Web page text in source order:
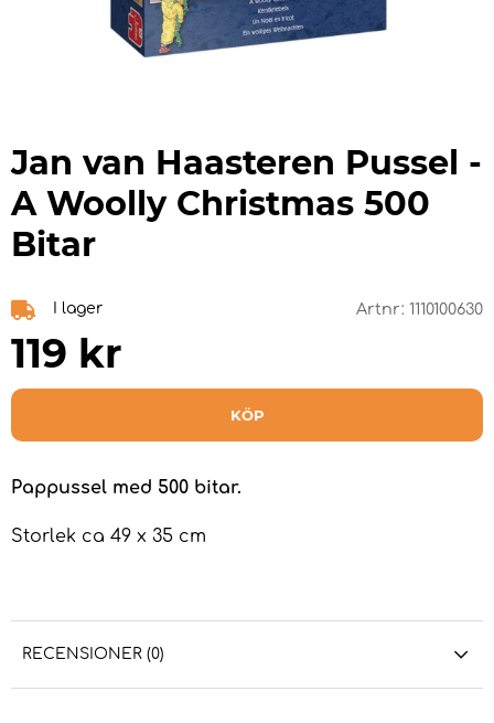
Jan van Haasteren Pussel -
A Woolly Christmas 500
Bitar
I lager Artnr: 1110100630
119 kr
KÖP
Pappussel med 500 bitar.
Storlek ca 49 x 35 cm
RECENSIONER (0)